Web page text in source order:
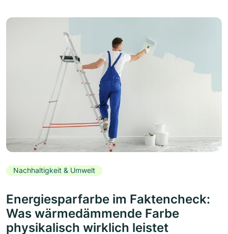
Nachhaltigkeit & Umwelt
Energiesparfarbe im Faktencheck:
Was wärmedämmende Farbe
physikalisch wirklich leistet